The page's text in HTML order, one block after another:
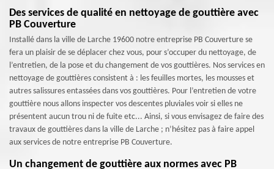
Des services de qualité en nettoyage de gouttière avec
PB Couverture
Installé dans la ville de Larche 19600 notre entreprise PB Couverture se
fera un plaisir de se déplacer chez vous, pour s’occuper du nettoyage, de
l’entretien, de la pose et du changement de vos gouttières. Nos services en
nettoyage de gouttières consistent à : les feuilles mortes, les mousses et
autres salissures entassées dans vos gouttières. Pour l’entretien de votre
gouttière nous allons inspecter vos descentes pluviales voir si elles ne
présentent aucun trou ni de fuite etc... Ainsi, si vous envisagez de faire des
travaux de gouttières dans la ville de Larche ; n’hésitez pas à faire appel
aux services de notre entreprise PB Couverture.
Un changement de gouttière aux normes avec PB